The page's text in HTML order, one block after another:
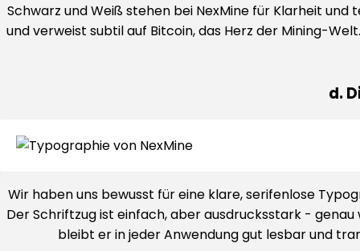
Schwarz und Weiß stehen bei NexMine für Klarheit
und verweist subtil auf Bitcoin, das Herz der Mining-
d.
Wir haben uns bewusst für eine klare, serifenlose
Der Schriftzug ist einfach, aber ausdrucksstark -
bleibt er in jeder Anwendung gut lesbar und